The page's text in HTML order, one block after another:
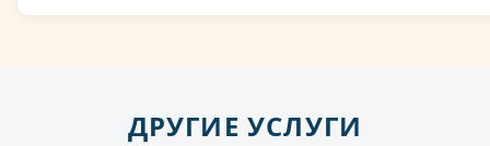
ДРУГИЕ УСЛУГИ